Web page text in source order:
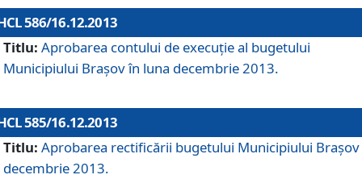
586/16.12.2013
Titlu: Aprobarea contului de execuţie al bugetului
Municipiului Braşov în luna decembrie 2013.
585/16.12.2013
Titlu: Aprobarea rectificării bugetului Municipiului Braşov
decembrie 2013.